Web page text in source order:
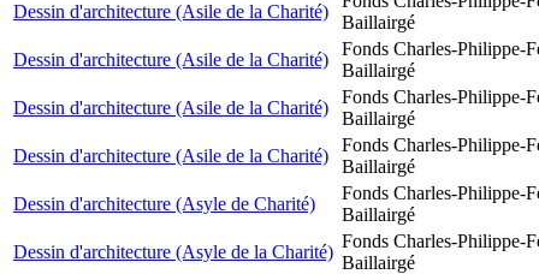
Dessin d'architecture (Asile de la Charité)
Baillairgé
Dessin d'architecture (Asile de la Charité)
Fonds Charles-Philippe-
Baillairgé
Dessin d'architecture (Asile de la Charité)
Fonds Charles-Philippe-
Baillairgé
Dessin d'architecture (Asile de la Charité)
Fonds Charles-Philippe-
Baillairgé
Dessin d'architecture (Asyle de Charité)
Fonds Charles-Philippe-
Baillairgé
Dessin d'architecture (Asyle de la Charité)
Fonds Charles-Philippe-
Baillairgé